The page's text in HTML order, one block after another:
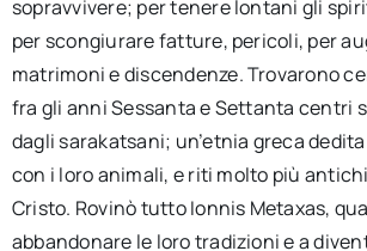
sopravvivere; per tenere lontani gli
per scongiurare fatture, pericoli, per
matrimoni e discendenze. Trovarono
fra gli anni Sessanta e Settanta centri
dagli sarakatsani; un’etnia greca
con i loro animali, e riti molto più
Cristo. Rovinò tutto Ionnis Metaxas,
abbandonare le loro tradizioni e a